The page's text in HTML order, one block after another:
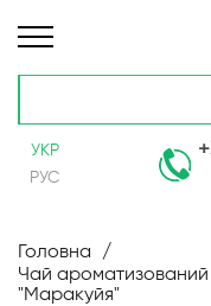
УКР
РУС
Content
Головна
Чай ароматизований
"Маракуйя"